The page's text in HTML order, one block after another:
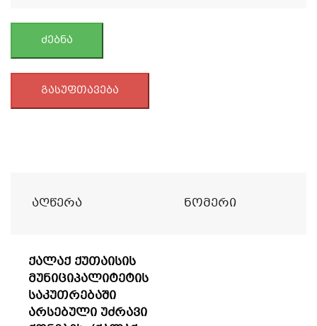
ძებნა
გასუფთავება
Აღწერა Ნომერი
ქალაქ ქუთაისის
მუნიციპალიტეტის
საკუთრებაში
არსებული უძრავი